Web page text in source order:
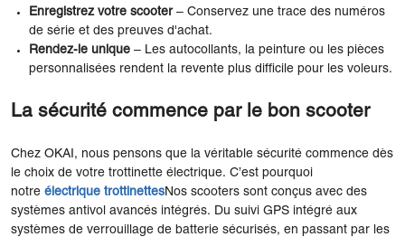
Enregistrez votre scooter– Conservez une trace des numéros
de série et des preuves d'achat.
Rendez-le unique – Les autocollants, la peinture ou les pièces
personnalisées rendent la revente plus difficile pour les voleurs.
La sécurité commence par le bon scooter
Chez OKAI, nous pensons que la véritable sécurité commence dès
le choix de votre trottinette électrique. C’est pourquoi
notre électrique trottinettesNos scooters sont conçus avec des
systèmes antivol avancés intégrés. Du suivi GPS intégré aux
systèmes de verrouillage de batterie sécurisés, en passant par les